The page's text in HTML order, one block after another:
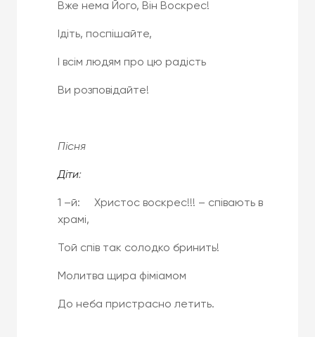
Вже нема Його, Він Воскрес!
Ідіть, поспішайте,
І всім людям про цю радість
Ви розповідайте!
Пісня
Діти:
1 –й: Христос воскрес!!! – співають в
храмі,
Той спів так солодко бринить!
Молитва щира фіміамом
До неба пристрасно летить.